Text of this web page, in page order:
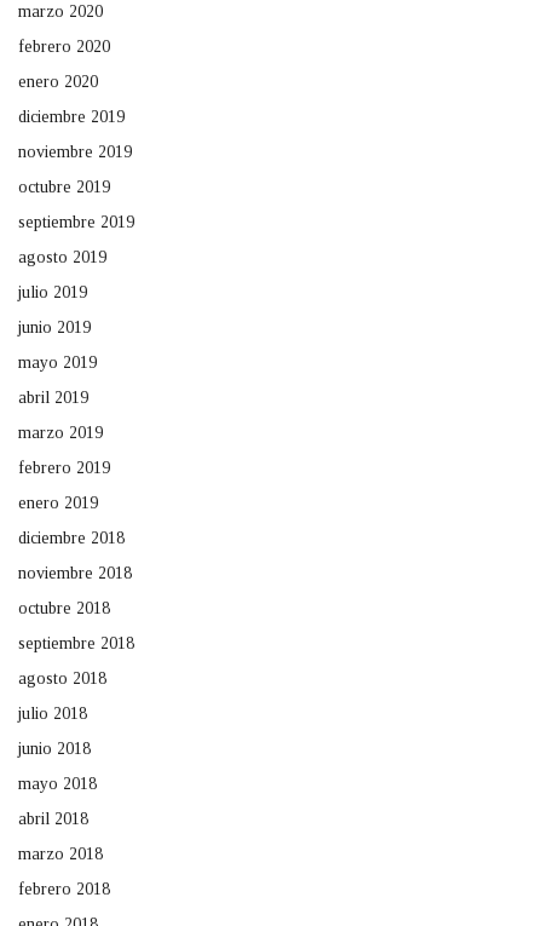
marzo 2020
febrero 2020
enero 2020
diciembre 2019
noviembre 2019
octubre 2019
septiembre 2019
agosto 2019
julio 2019
junio 2019
mayo 2019
abril 2019
marzo 2019
febrero 2019
enero 2019
diciembre 2018
noviembre 2018
octubre 2018
septiembre 2018
agosto 2018
julio 2018
junio 2018
mayo 2018
abril 2018
marzo 2018
febrero 2018